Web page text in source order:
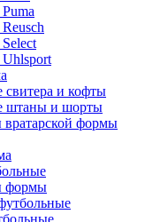
свитера и кофты
штаны и шорты
формы
формы